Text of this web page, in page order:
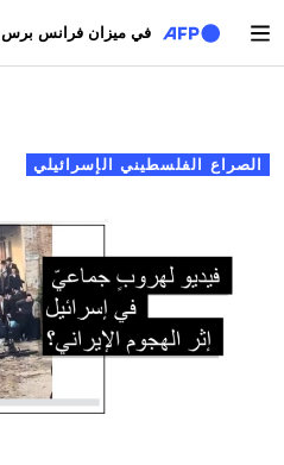
في ميزان فرانس برس
التبويبات الأساسية
الصراع الفلسطيني الإسرائيلي